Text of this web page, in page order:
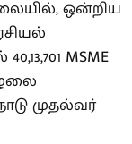
ஒன்றிய
MSME
முதல்வர்